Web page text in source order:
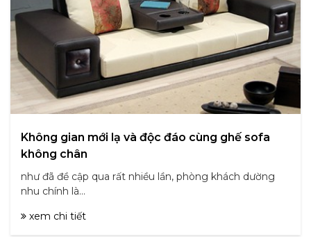
Không gian mới lạ và độc đáo cùng ghế sofa
không chân
như đã đề cập qua rất nhiều lần, phòng khách dường
nhu chính là...
xem chi tiết